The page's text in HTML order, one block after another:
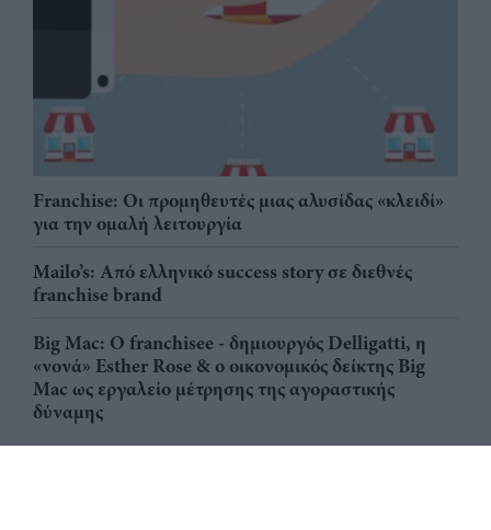
Franchise: Οι προμηθευτές μιας αλυσίδας «κλειδί»
για την ομαλή λειτουργία
Mailo’s: Από ελληνικό success story σε διεθνές
franchise brand
Big Mac: Ο franchisee - δημιουργός Delligatti, η
«νονά» Esther Rose & ο οικονομικός δείκτης Big
Mac ως εργαλείο μέτρησης της αγοραστικής
δύναμης